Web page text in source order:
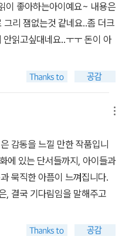
이 좋아하는아이예요~ 내용은
리 잼없는것 같네요..좀 더크
읽고싶대네요..ㅜㅜ 돈이 아
감동을 느낄 만한 작품입니
에 있는 단서들까지, 아이들과
묵직한 아픔이 느껴집니다.
, 결국 기다림임을 말해주고